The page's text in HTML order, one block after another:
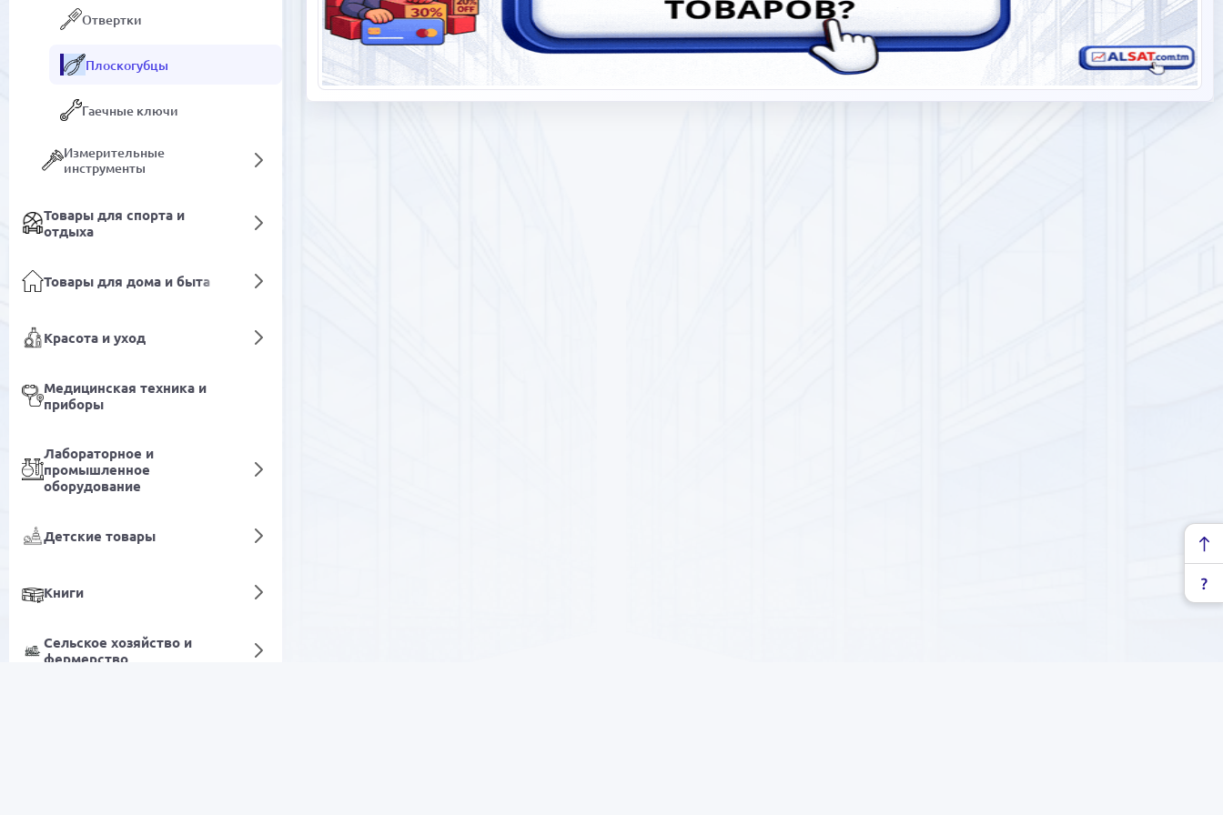
Отвертки
Плоскогубцы
Гаечные ключи
Измерительные
инструменты
Товары для спорта и
отдыха
Товары для дома и быта
Красота и уход
Медицинская техника и
приборы
Лабораторное и
промышленное
оборудование
Детские товары
Книги
Сельское хозяйство и
фермерство